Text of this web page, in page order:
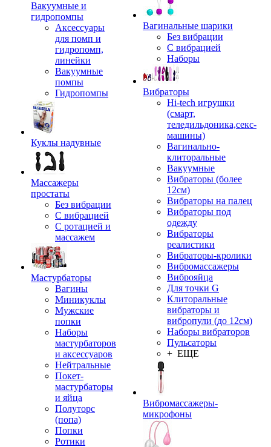
Вакуумные и
гидропомпы
Аксессуары
для помп и
гидропомп,
линейки
Вакуумные
помпы
Гидропомпы
Куклы надувные
Массажеры
простаты
Без вибрации
С вибрацией
С ротацией и
массажем
Мастурбаторы
Вагины
Миникуклы
Мужские
попки
Наборы
мастурбаторов
и аксессуаров
Нейтральные
Покет-
мастурбаторы
и яйца
Полуторс
(попа)
Попки
Ротики
Вагинальные шарики
Без вибрации
С вибрацией
Наборы
Вибраторы
Hi-tech игрушки
(смарт,
теледильдоника,секс-
машины)
Вагинально-
клиторальные
Вакуумные
Вибраторы (более
12см)
Вибраторы на палец
Вибраторы под
одежду
Вибраторы
реалистики
Вибраторы-кролики
Вибромассажеры
Виброяйца
Для точки G
Клиторальные
вибраторы и
вибропули (до 12см)
Наборы вибраторов
Пульсаторы
+ ЕЩЕ
Вибромассажеры-
микрофоны